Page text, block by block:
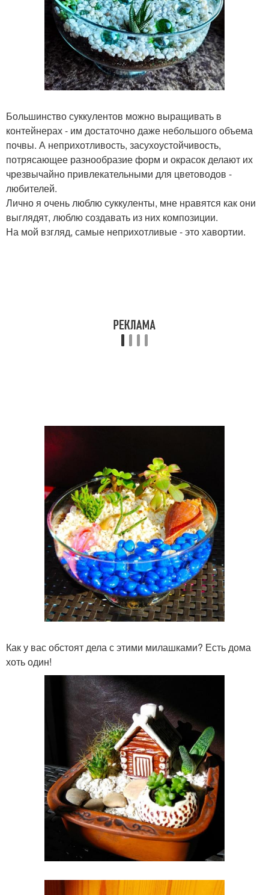
Большинство суккулентов можно выращивать в
контейнерах - им достаточно даже небольшого объема
почвы. А неприхотливость, засухоустойчивость,
потрясающее разнообразие форм и окрасок делают их
чрезвычайно привлекательными для цветоводов -
любителей.
Лично я очень люблю суккуленты, мне нравятся как они
выглядят, люблю создавать из них композиции.
На мой взгляд, самые неприхотливые - это хавортии.
Как у вас обстоят дела с этими милашками? Есть дома
хоть один!